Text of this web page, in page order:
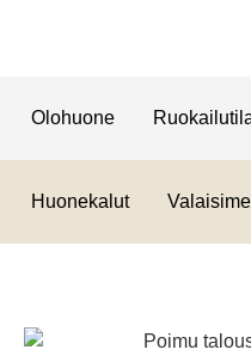
Olohuone
Huonekalut